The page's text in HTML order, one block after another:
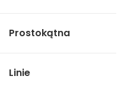
Prostokątna
Linie